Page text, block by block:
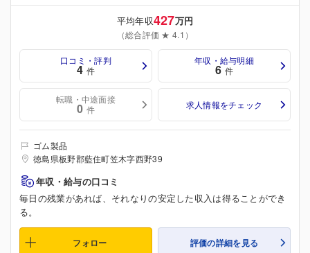
平均年収427万円
（総合評価 ★ 4.1）
口コミ・評判
4 件
年収・給与明細
6 件
転職・中途面接
0 件 求人情報をチェック
ゴム製品
徳島県板野郡藍住町笠木字西野39
年収・給与の口コミ
毎日の残業があれば、それなりの安定した収入は得ることができ
る。
フォロー 評価の詳細を見る